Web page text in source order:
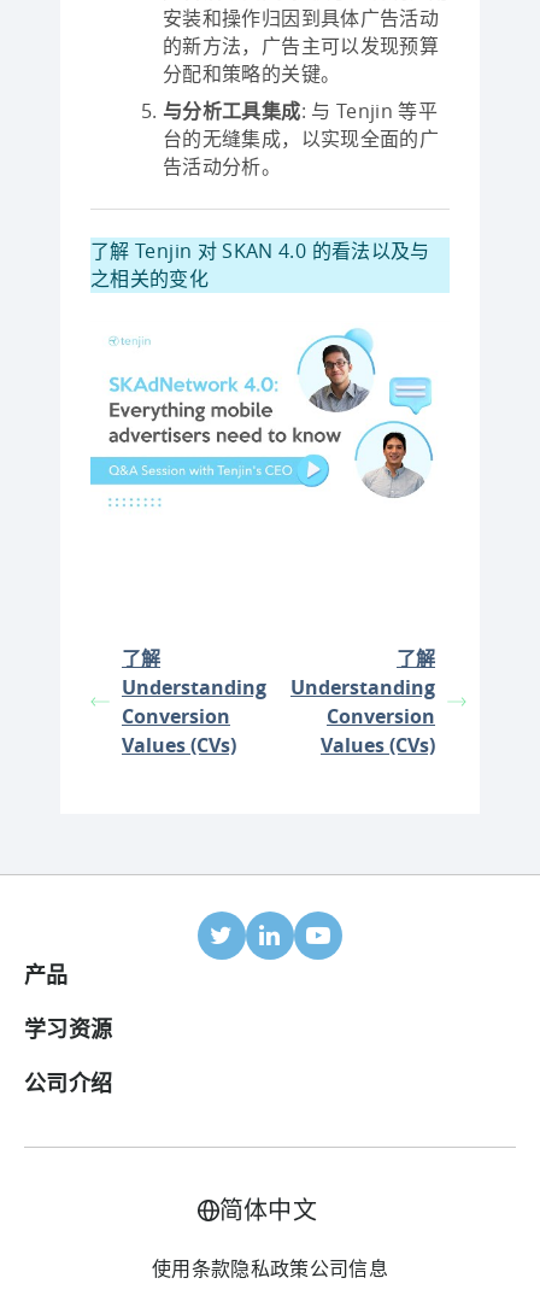
安装和操作归因到具体广告活动
的新方法，广告主可以发现预算
分配和策略的关键。
与分析工具集成: 与 Tenjin 等平
台的无缝集成，以实现全面的广
告活动分析。
了解 Tenjin 对 SKAN 4.0 的看法以及与
之相关的变化
了解
Understanding
Conversion
Values (CVs)
了解
Understanding
Conversion
Values (CVs)
产品
移动归因
合作伙伴
全渠道成本汇总
学习资源
博客
公司介绍
简体中文
使用条款隐私政策公司信息